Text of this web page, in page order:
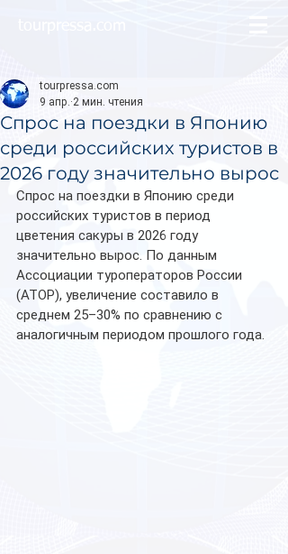
Спрос на поездки в Японию
среди российских туристов в
2026 году значительно вырос
tourpressa.com
9 апр. 2 мин. чтения
Спрос на поездки в Японию среди
российских туристов в период
цветения сакуры в 2026 году
значительно вырос. По данным
Ассоциации туроператоров России
(АТОР), увеличение составило в
среднем 25–30% по сравнению с
аналогичным периодом прошлого года.